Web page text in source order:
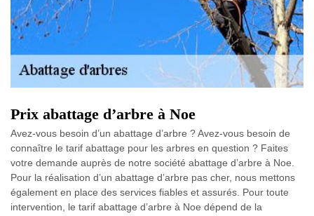
Prix abattage d’arbre à Noe
Avez-vous besoin d’un abattage d’arbre ? Avez-vous besoin de
connaître le tarif abattage pour les arbres en question ? Faites
votre demande auprès de notre société abattage d’arbre à Noe.
Pour la réalisation d’un abattage d’arbre pas cher, nous mettons
également en place des services fiables et assurés. Pour toute
intervention, le tarif abattage d’arbre à Noe dépend de la